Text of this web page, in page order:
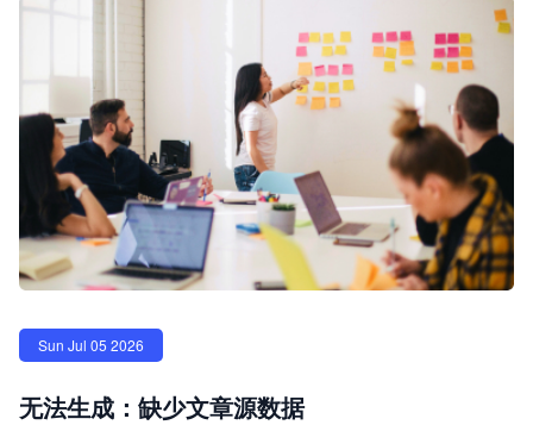
Sun Jul 05 2026
无法生成：缺少文章源数据